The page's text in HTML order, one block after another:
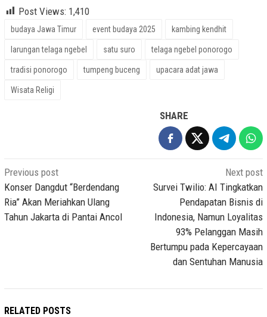
Post Views: 1,410
budaya Jawa Timur event budaya 2025 kambing kendhit
larungan telaga ngebel satu suro telaga ngebel ponorogo
tradisi ponorogo tumpeng buceng upacara adat jawa
Wisata Religi
SHARE
Post
navigation
Previous post
Konser Dangdut “Berdendang
Ria” Akan Meriahkan Ulang
Tahun Jakarta di Pantai Ancol
Next post
Survei Twilio: AI Tingkatkan
Pendapatan Bisnis di
Indonesia, Namun Loyalitas
93% Pelanggan Masih
Bertumpu pada Kepercayaan
dan Sentuhan Manusia
RELATED POSTS